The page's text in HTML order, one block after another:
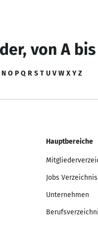
von A bis
N O P Q R S T U V W X Y Z
Hauptbereiche
Jobs Verzeichnis
Unternehmen